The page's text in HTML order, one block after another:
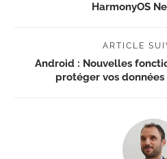
HarmonyOS
ARTICLE
Android : Nouvelles
protéger vos